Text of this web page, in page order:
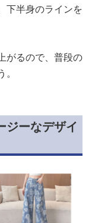
下半身のラインを
がるので、普段の
ジーなデザイ